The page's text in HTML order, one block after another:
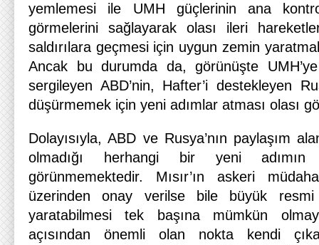
yemlemesi ile UMH güçlerinin ana
görmelerini sağlayarak olası ileri
saldırılara geçmesi için uygun zemin
Ancak bu durumda da, görünüşte
sergileyen ABD’nin, Hafter’i destekleyen
düşürmemek için yeni adımlar atması olası
Dolayısıyla, ABD ve Rusya’nın paylaşım
olmadığı herhangi bir yeni adımın
görünmemektedir. Mısır’ın askeri
üzerinden onay verilse bile büyük
yaratabilmesi tek başına mümkün
açısından önemli olan nokta kendi